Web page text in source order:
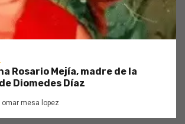
Rosario Mejía, madre de la
Diomedes Díaz
omar mesa lopez